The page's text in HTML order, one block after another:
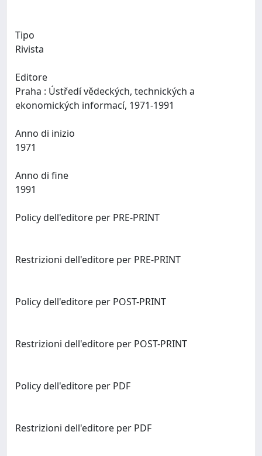
Tipo
Rivista
Editore
Praha : Ústředí vědeckých, technických a
Anno di inizio
Anno di fine
Policy dell'editore per PRE-PRINT
Restrizioni dell'editore per PRE-PRINT
Policy dell'editore per POST-PRINT
Restrizioni dell'editore per POST-PRINT
Policy dell'editore per PDF
Restrizioni dell'editore per PDF